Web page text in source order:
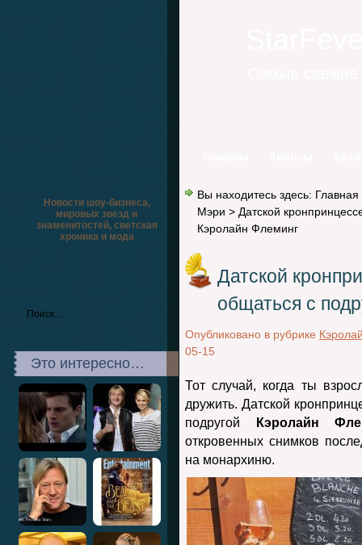
Новости шоу-бизнеса,
мировых звезд и
знаменитостей, светская
хроника и мода
Это интересно…
Вы находитесь здесь: Главная
Мэри > Датской
Кэролайн Флеминг
Датской
общаться с
Опубликовано в рубрике
05-15
Тот случай, когда ты
дружить. Датской
подругой
Кэролайн
откровенных снимков
на монархиню.